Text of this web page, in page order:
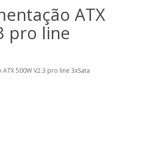
ATX
pro line
500W V2.3 pro line 3xSata